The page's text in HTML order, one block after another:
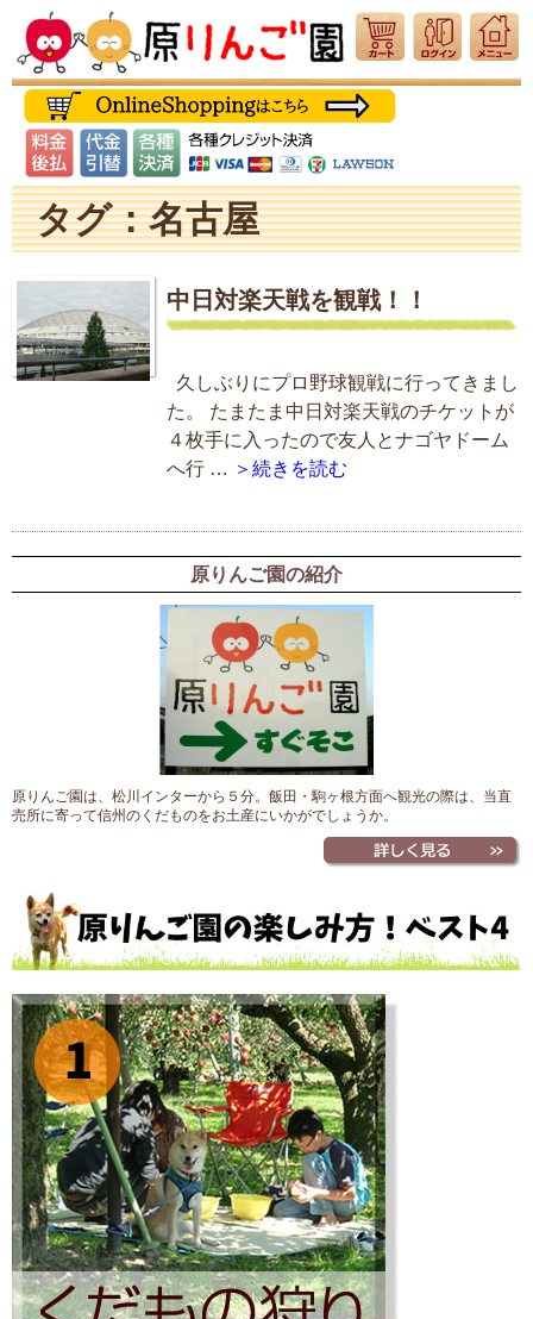
タグ：名古屋
中日対楽天戦を観戦！！
久しぶりにプロ野球観戦に行ってきまし
た。 たまたま中日対楽天戦のチケットが
４枚手に入ったので友人とナゴヤドーム
へ行 … ＞続きを読む
原りんご園の紹介
原りんご園は、松川インターから５分。飯田・駒ヶ根方面へ観光の際は、当直
売所に寄って信州のくだものをお土産にいかがでしょうか。